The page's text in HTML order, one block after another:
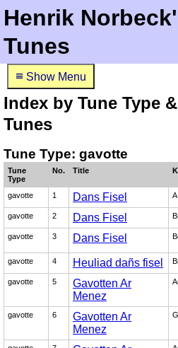
Henrik
Tunes
≡ Show Menu
Index by Tune Type
Tunes
Tune Type: gavotte
Tune
Type
No. Title
gavotte 1 Dans Fisel A
gavotte 2 Dans Fisel
gavotte 3 Dans Fisel
gavotte
4 Heuliad dañs fisel
gavotte 5
Gavotten Ar
Menez
gavotte 6
Gavotten Ar
Menez
G